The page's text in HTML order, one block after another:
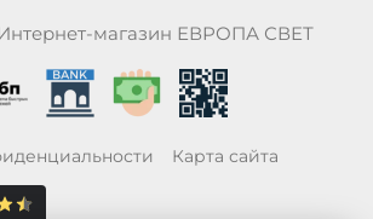
магазин ЕВРОПА СВЕТ
Карта сайта